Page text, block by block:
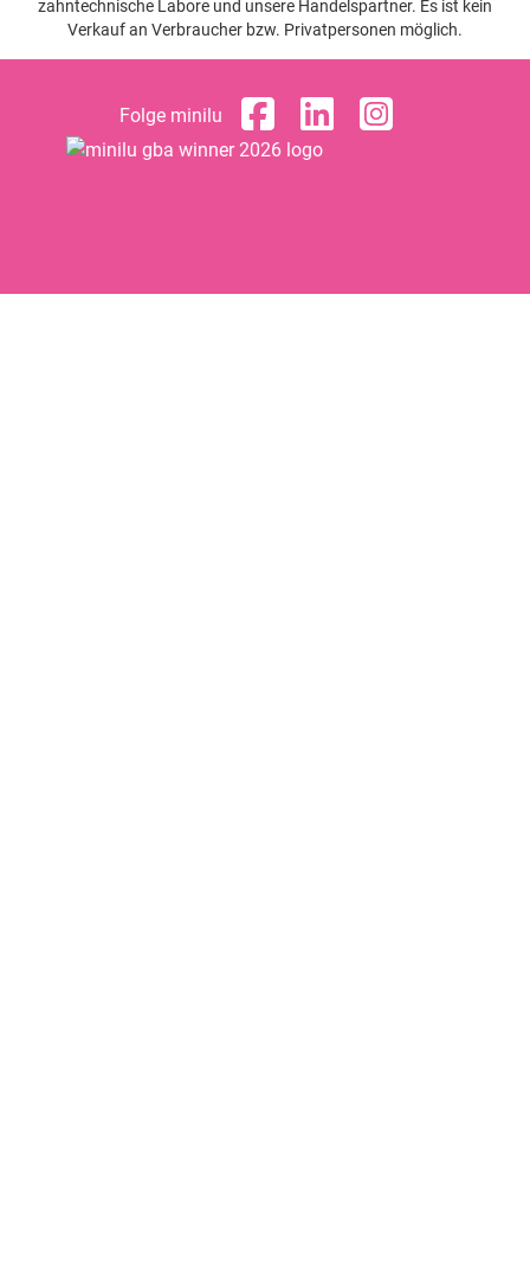
zahntechnische Labore und unsere Handelspartner. Es ist kein
Verkauf an Verbraucher bzw. Privatpersonen möglich.
Folge minilu